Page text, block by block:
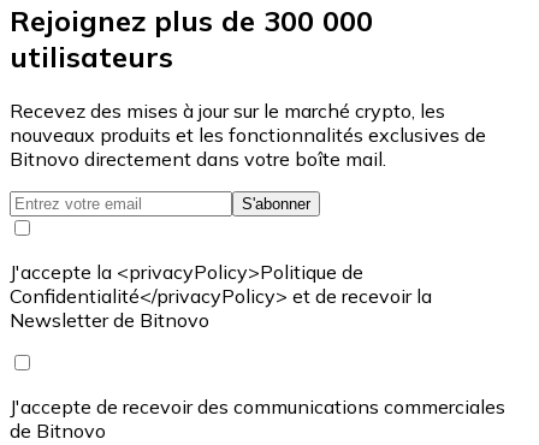
Rejoignez plus de 300 000
utilisateurs
Recevez des mises à jour sur le marché crypto, les
nouveaux produits et les fonctionnalités exclusives de
Bitnovo directement dans votre boîte mail.
S'abonner
J'accepte la <privacyPolicy>Politique de
Confidentialité</privacyPolicy> et de recevoir la
Newsletter de Bitnovo
J'accepte de recevoir des communications commerciales
de Bitnovo